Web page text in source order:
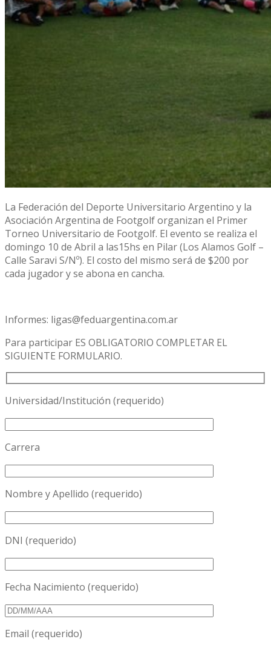
La Federación del Deporte Universitario Argentino y la
Asociación Argentina de Footgolf organizan el Primer
Torneo Universitario de Footgolf. El evento se realiza el
domingo 10 de Abril a las15hs en Pilar (Los Alamos Golf –
Calle Saravi S/Nº). El costo del mismo será de $200 por
cada jugador y se abona en cancha.
Informes: ligas@feduargentina.com.ar
Para participar ES OBLIGATORIO COMPLETAR EL
SIGUIENTE FORMULARIO.
Universidad/Institución (requerido)
Carrera
Nombre y Apellido (requerido)
DNI (requerido)
Fecha Nacimiento (requerido)
Email (requerido)